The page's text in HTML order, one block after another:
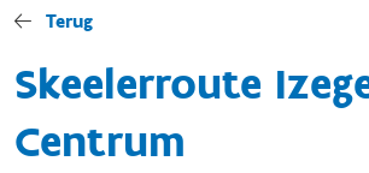
Terug
Skeelerroute
Centrum